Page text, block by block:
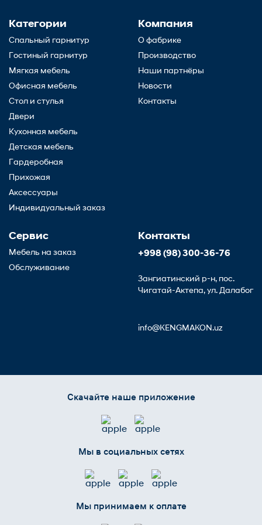
Категории
Спальный гарнитур
Гостиный гарнитур
Мягкая мебель
Офисная мебель
Стол и стулья
Двери
Кухонная мебель
Детская мебель
Гардеробная
Прихожая
Аксессуары
Индивидуальный заказ
Компания
О фабрике
Производство
Наши партнёры
Новости
Контакты
Сервис
Мебель на заказ
Обслуживание
Контакты
+998 (98) 300-36-76
Зангиатинский р-н, пос.
Чигатай-Актепа, ул. Далабог
info@KENGMAKON.uz
Скачайте наше приложение
Мы в социальных сетях
Мы принимаем к оплате